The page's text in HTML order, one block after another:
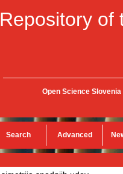
Repository of
Open Science Slovenia
Search Advanced